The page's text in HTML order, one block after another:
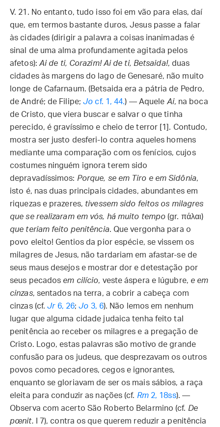
V. 21. No entanto, tudo isso foi em vão para elas, daí
que, em termos bastante duros, Jesus passe a falar
às cidades (dirigir a palavra a coisas inanimadas é
sinal de uma alma profundamente agitada pelos
afetos): Ai de ti, Corazim! Ai de ti, Betsaida!, duas
cidades às margens do lago de Genesaré, não muito
longe de Cafarnaum. (Betsaida era a pátria de Pedro,
de André; de Filipe;Jo cf. 1, 44.) — Aquele Ai, na boca
de Cristo, que viera buscar e salvar o que tinha
perecido, é gravíssimo e cheio de terror [1]. Contudo,
mostra ser justo desferi-lo contra aqueles homens
mediante uma comparação com os fenícios, cujos
costumes ninguém ignora terem sido
depravadíssimos: Porque, se em Tiro e em Sidônia,
isto é, nas duas principais cidades, abundantes em
riquezas e prazeres, tivessem sido feitos os milagres
que se realizaram em vós, há muito tempo (gr. πάλαι)
que teriam feito penitência. Que vergonha para o
povo eleito! Gentios da pior espécie, se vissem os
milagres de Jesus, não tardariam em afastar-se de
seus maus desejos e mostrar dor e detestação por
seus pecados em cilício, veste áspera e lúgubre, e em
cinzas, sentados na terra, a cobrir a cabeça com
cinzas (cf.Jr6, 26;Jo 3, 6). Não lemos em nenhum
lugar que alguma cidade judaica tenha feito tal
penitência ao receber os milagres e a pregação de
Cristo. Logo, estas palavras são motivo de grande
confusão para os judeus, que desprezavam os outros
povos como pecadores, cegos e ignorantes,
enquanto se gloriavam de ser os mais sábios, a raça
eleita para conduzir as nações (cf. Rm2, 18ss). —
Observa com acerto São Roberto Belarmino (cf. De
pœnit. I 7), contra os que querem reduzir a penitência